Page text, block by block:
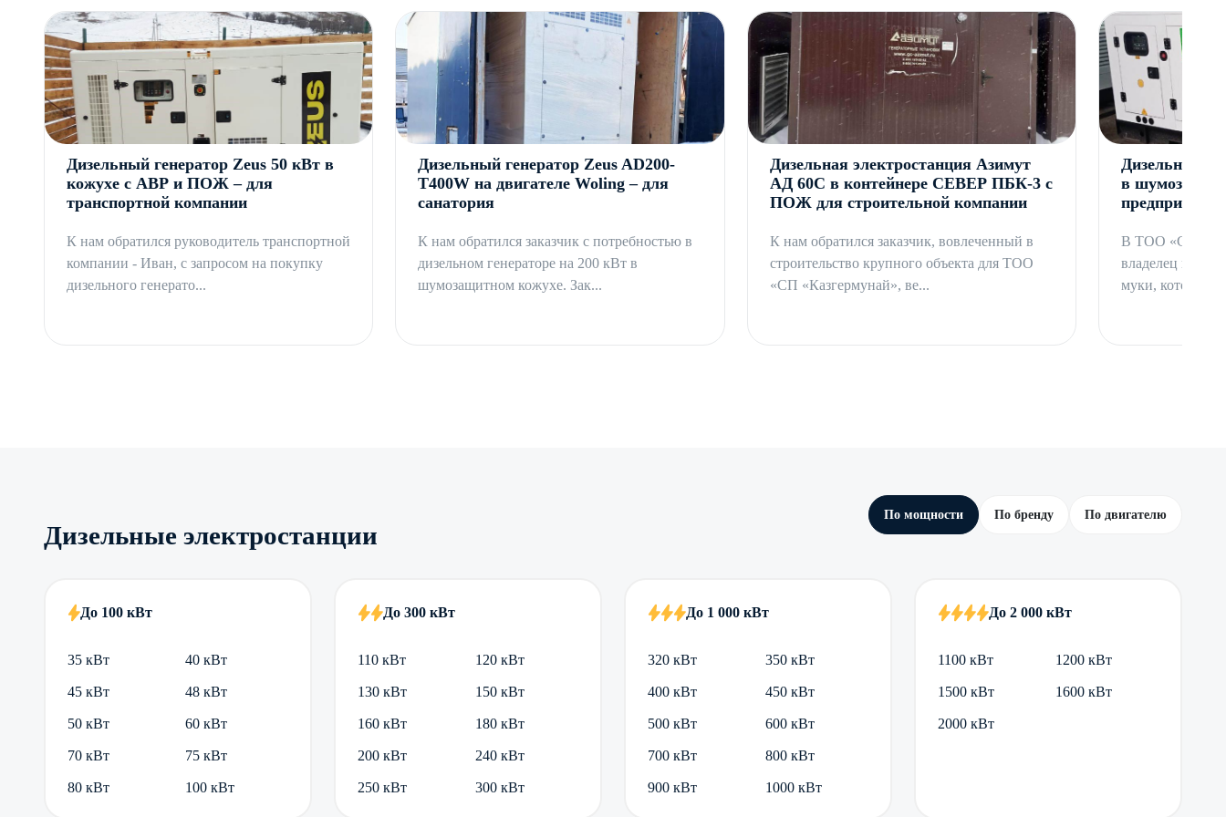
Aksa AP 1650 имеет весь пакет технической документации и продолжительную гарантию производителя.
Профессиональные консультации по особенностям установки, подключения и эксплуатации предоставляем в полном
объеме без дополнительной оплаты. Доставка в г. Алматы любой транспортной компанией, инженерное
сопровождение проекта.
Дизельный генератор Zeus 50 кВт в
кожухе с АВР и ПОЖ – для
транспортной компании
К нам обратился руководитель транспортной
компании - Иван, с запросом на покупку
дизельного генерато...
Дизельный генератор Zeus AD200-
T400W на двигателе Woling – для
санатория
К нам обратился заказчик с потребностью в
дизельном генераторе на 200 кВт в
шумозащитном кожухе. Зак...
Дизельная электростанция Азимут
АД 60С в контейнере СЕВЕР ПБК-3 с
ПОЖ для строительной компании
К нам обратился заказчик, вовлеченный в
строительство крупного объекта для ТОО
«СП «Казгермунай», ве...
Дизельный
в
предприятия
В ТОО «Сила
владелец
муки, который
Дизельные электростанции
По мощности По бренду По двигателю
До 100 кВт
35 кВт 40 кВт
45 кВт 48 кВт
50 кВт 60 кВт
70 кВт 75 кВт
80 кВт 100 кВт
До 300 кВт
110 кВт 120 кВт
130 кВт 150 кВт
160 кВт 180 кВт
200 кВт 240 кВт
250 кВт 300 кВт
До 1 000 кВт
320 кВт 350 кВт
400 кВт 450 кВт
500 кВт 600 кВт
700 кВт 800 кВт
900 кВт 1000 кВт
До 2 000 кВт
1100 кВт 1200 кВт
1500 кВт 1600 кВт
2000 кВт